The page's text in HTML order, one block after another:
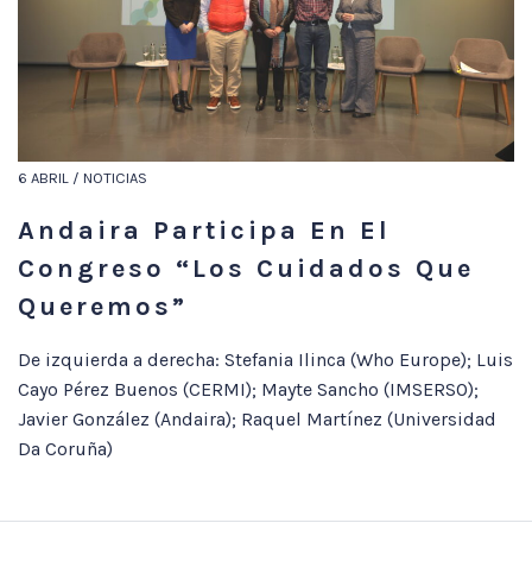
6 ABRIL / NOTICIAS
Andaira Participa En El
Congreso “Los Cuidados Que
Queremos”
De izquierda a derecha: Stefania Ilinca (Who Europe); Luis
Cayo Pérez Buenos (CERMI); Mayte Sancho (IMSERSO);
Javier González (Andaira); Raquel Martínez (Universidad
Da Coruña)